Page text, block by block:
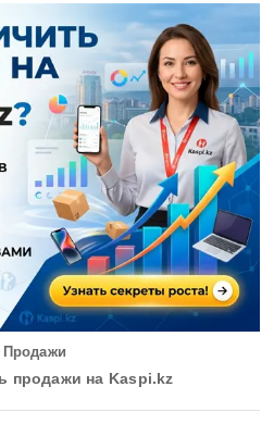
продажи на Kaspi.kz